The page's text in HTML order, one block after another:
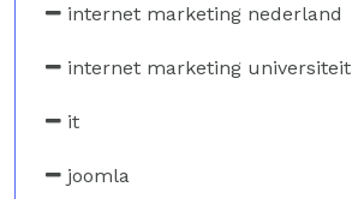
internet marketing nederland
internet marketing universiteit
it
joomla